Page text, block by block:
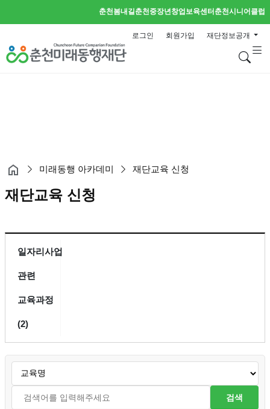
춘천봄내길춘천중장년창업보육센터 춘천시니어클럽
로그인 회원가입 재단정보공개
검
미래동행 아카데미 재단교육 신청
재단교육 신청
일자리사업
관련
교육과정
(2)
검색